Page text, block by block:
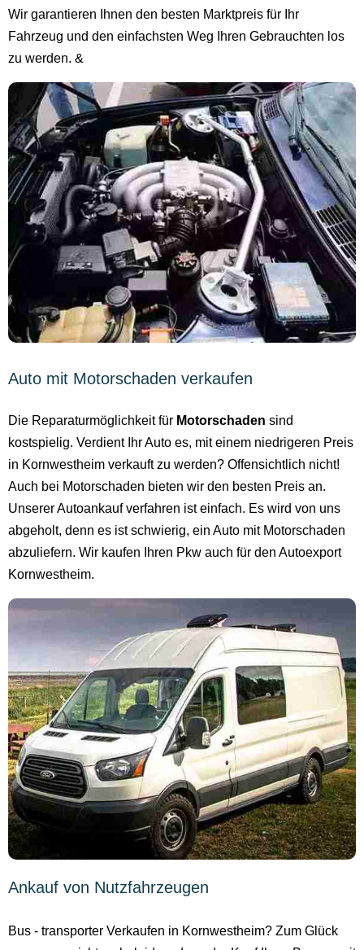
Wir garantieren Ihnen den besten Marktpreis für Ihr
Fahrzeug und den einfachsten Weg Ihren Gebrauchten los
zu werden. &
Auto mit Motorschaden verkaufen
Die Reparaturmöglichkeit für Motorschaden sind
kostspielig. Verdient Ihr Auto es, mit einem niedrigeren Preis
in Kornwestheim verkauft zu werden? Offensichtlich nicht!
Auch bei Motorschaden bieten wir den besten Preis an.
Unserer Autoankauf verfahren ist einfach. Es wird von uns
abgeholt, denn es ist schwierig, ein Auto mit Motorschaden
abzuliefern. Wir kaufen Ihren Pkw auch für den Autoexport
Kornwestheim.
Ankauf von Nutzfahrzeugen
Bus - transporter Verkaufen in Kornwestheim? Zum Glück